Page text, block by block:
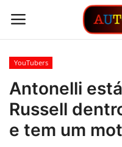
Login
Contato
Links
YouTubers
Antonelli
Russell
e tem um